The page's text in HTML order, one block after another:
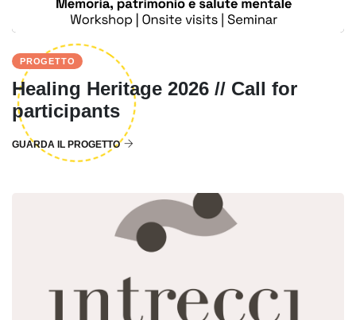
PROGETTO
Healing Heritage 2026 // Call for
participants
GUARDA IL PROGETTO